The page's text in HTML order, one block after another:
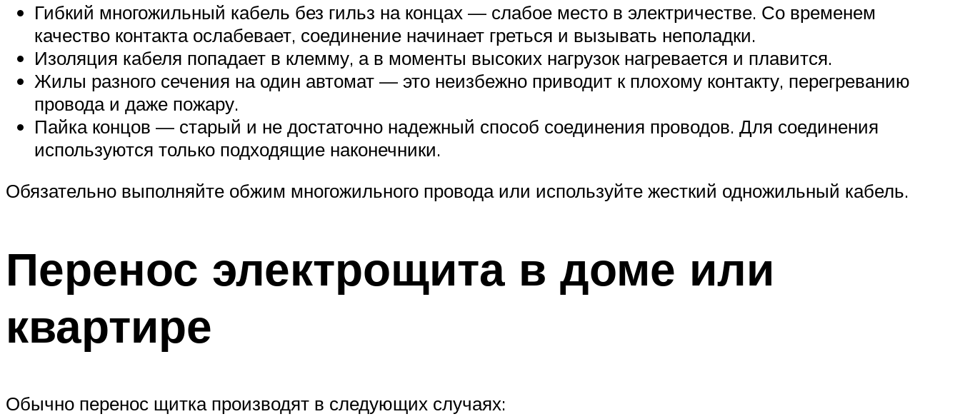
Гибкий многожильный кабель без гильз на концах — слабое место в электричестве. Со временем
качество контакта ослабевает, соединение начинает греться и вызывать неполадки.
Изоляция кабеля попадает в клемму, а в моменты высоких нагрузок нагревается и плавится.
Жилы разного сечения на один автомат — это неизбежно приводит к плохому контакту, перегреванию
провода и даже пожару.
Пайка концов — старый и не достаточно надежный способ соединения проводов. Для соединения
используются только подходящие наконечники.
Обязательно выполняйте обжим многожильного провода или используйте жесткий одножильный кабель.
Перенос электрощита в доме или
квартире
Обычно перенос щитка производят в следующих случаях: